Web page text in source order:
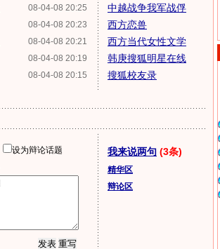
08-04-08 20:25
08-04-08 20:23
08-04-08 20:21
08-04-08 20:19
08-04-08 20:15
中越战争我军战俘
西方恋兽
西方当代女性文学
韩庚搜狐明星在线
搜狐校友录
设为辩论话题
我来说两句 (3条)
精华区
辩论区